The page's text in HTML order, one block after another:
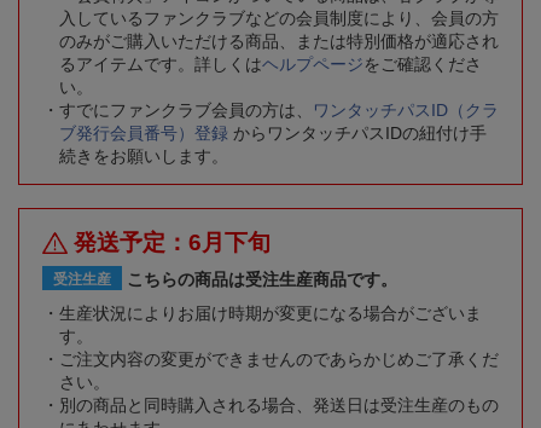
入しているファンクラブなどの会員制度により、会員の方
のみがご購入いただける商品、または特別価格が適応され
るアイテムです。詳しくはヘルプページをご確認くださ
い。
すでにファンクラブ会員の方は、
ワンタッチパスID（クラ
ブ発行会員番号）登録 からワンタッチパスIDの紐付け手
続きをお願いします。
発送予定：6月下旬
受注生産
こちらの商品は受注生産商品です。
生産状況によりお届け時期が変更になる場合がございま
す。
ご注文内容の変更ができませんのであらかじめご了承くだ
さい。
別の商品と同時購入される場合、発送日は受注生産のもの